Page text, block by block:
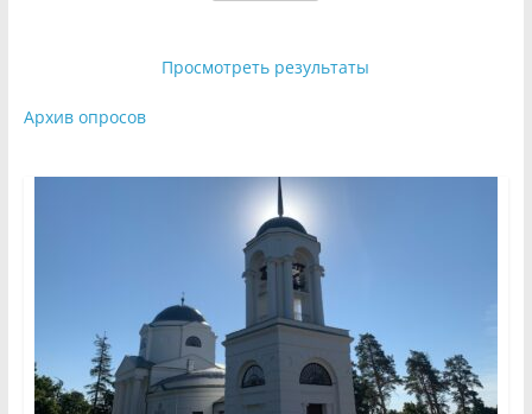
Просмотреть результаты
Архив опросов